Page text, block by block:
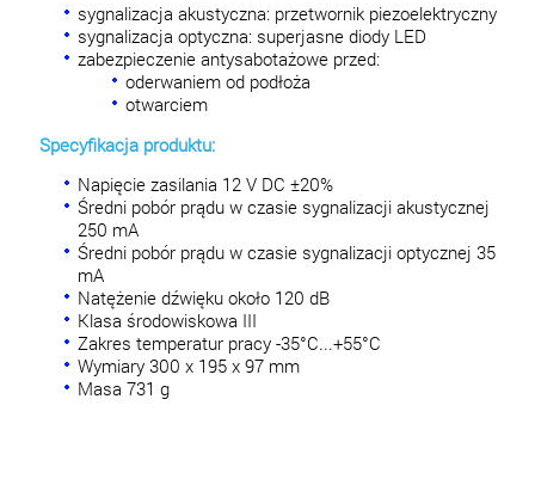
sygnalizacja akustyczna: przetwornik piezoelektryczny
sygnalizacja optyczna: superjasne diody LED
zabezpieczenie antysabotażowe przed:
oderwaniem od podłoża
otwarciem
Specyfikacja produktu:
Napięcie zasilania 12 V DC ±20%
Średni pobór prądu w czasie sygnalizacji akustycznej
250 mA
Średni pobór prądu w czasie sygnalizacji optycznej 35
mA
Natężenie dźwięku około 120 dB
Klasa środowiskowa III
Zakres temperatur pracy -35°C...+55°C
Wymiary 300 x 195 x 97 mm
Masa 731 g